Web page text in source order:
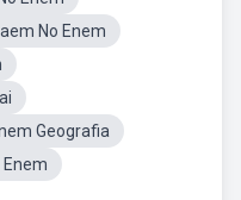
No Enem
Geografia